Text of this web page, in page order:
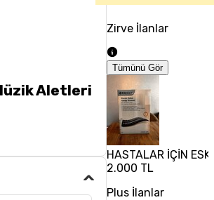
Aletleri
Zirve İlanlar
Tümünü Gör
HASTALAR İÇİN
2.000 TL
Plus İlanlar